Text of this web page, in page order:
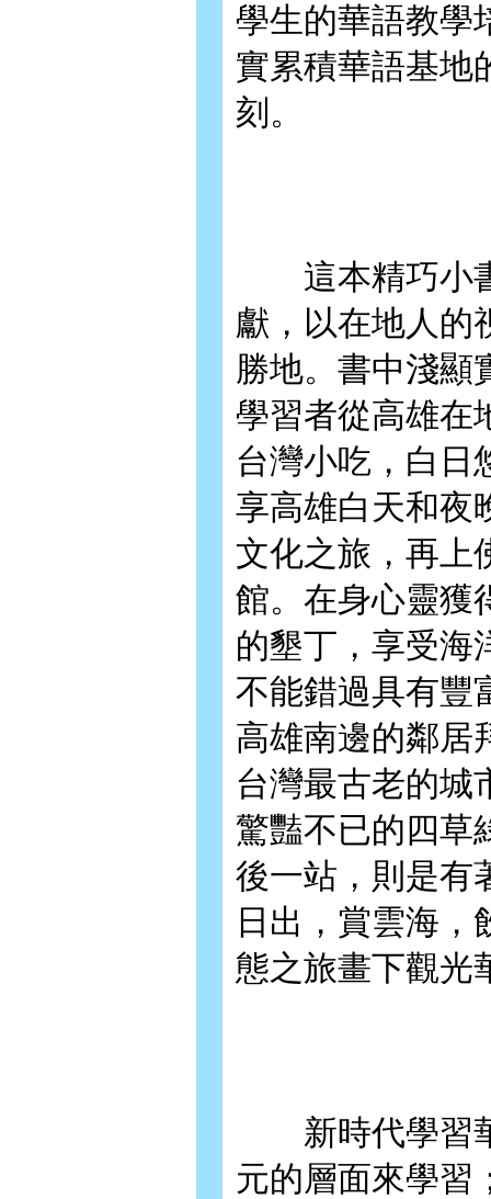
學生的華語教學
實累積華語基地
刻。
這本精巧小書
獻，以在地人的
勝地。書中淺顯
學習者從高雄在
台灣小吃，白日
享高雄白天和夜
文化之旅，再上
館。在身心靈獲
的墾丁，享受海
不能錯過具有豐
高雄南邊的鄰居
台灣最古老的城
驚豔不已的四草
後一站，則是有
日出，賞雲海
態之旅畫下觀光
新時代學習華
元的層面來學習